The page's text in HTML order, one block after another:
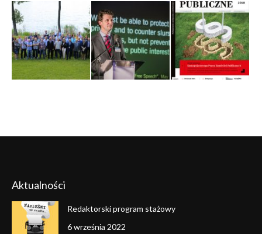
Aktualności
Redaktorski program stażowy
6 września 2022